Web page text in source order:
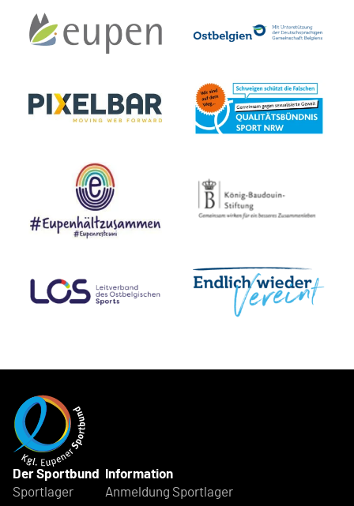
Der Sportbund
Sportlager
Information
Anmeldung Sportlager